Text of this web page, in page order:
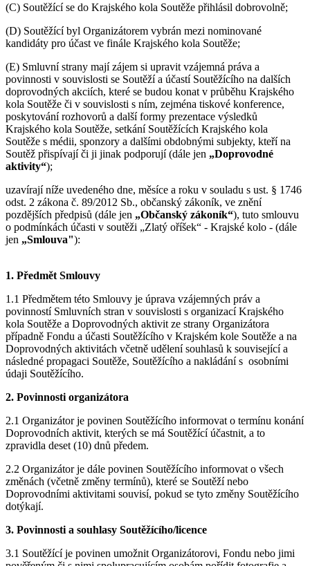
(C) Soutěžící se do Krajského kola Soutěže přihlásil dobrovolně;
(D) Soutěžící byl Organizátorem vybrán mezi nominované
kandidáty pro účast ve finále Krajského kola Soutěže;
(E) Smluvní strany mají zájem si upravit vzájemná práva a
povinnosti v souvislosti se Soutěží a účastí Soutěžícího na dalších
doprovodných akciích, které se budou konat v průběhu Krajského
kola Soutěže či v souvislosti s ním, zejména tiskové konference,
poskytování rozhovorů a další formy prezentace výsledků
Krajského kola Soutěže, setkání Soutěžících Krajského kola
Soutěže s médii, sponzory a dalšími obdobnými subjekty, kteří na
Soutěž přispívají či ji jinak podporují (dále jen „Doprovodné
aktivity“);
uzavírají níže uvedeného dne, měsíce a roku v souladu s ust. § 1746
odst. 2 zákona č. 89/2012 Sb., občanský zákoník, ve znění
pozdějších předpisů (dále jen „Občanský zákoník“), tuto smlouvu
o podmínkách účasti v soutěži „Zlatý oříšek“ - Krajské kolo - (dále
jen „Smlouva"):
1. Předmět Smlouvy
1.1 Předmětem této Smlouvy je úprava vzájemných práv a
povinností Smluvních stran v souvislosti s organizací Krajského
kola Soutěže a Doprovodných aktivit ze strany Organizátora
případně Fondu a účasti Soutěžícího v Krajském kole Soutěže a na
Doprovodných aktivitách včetně udělení souhlasů k související a
následné propagaci Soutěže, Soutěžícího a nakládání s osobními
údaji Soutěžícího.
2. Povinnosti organizátora
2.1 Organizátor je povinen Soutěžícího informovat o termínu konání
Doprovodních aktivit, kterých se má Soutěžící účastnit, a to
zpravidla deset (10) dnů předem.
2.2 Organizátor je dále povinen Soutěžícího informovat o všech
změnách (včetně změny termínů), které se Soutěží nebo
Doprovodními aktivitami souvisí, pokud se tyto změny Soutěžícího
dotýkají.
3. Povinnosti a souhlasy Soutěžícího/licence
3.1 Soutěžící je povinen umožnit Organizátorovi, Fondu nebo jimi